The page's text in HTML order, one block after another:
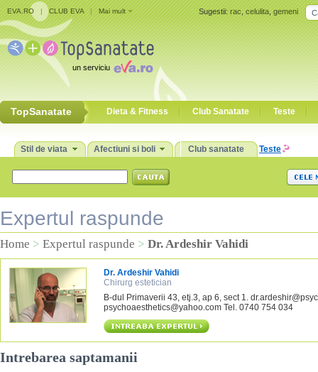
Sugestii: rac,celulita,gemeni
EVA.RO | CLUB EVA | Mai mult
un serviciu
TopSanatate Dieta & Fitness Club Sanatate Teste
Stil de viata Afectiuni si boli Club sanatate Teste
Expertul raspunde
Home > Expertul raspunde > Dr. Ardeshir Vahidi
Dr. Ardeshir Vahidi
Chirurg estetician
B-dul Primaverii 43, etj.3, ap 6, sect 1.
psychoaesthetics@yahoo.com Tel. 0740 754 034
Intrebarea saptamanii